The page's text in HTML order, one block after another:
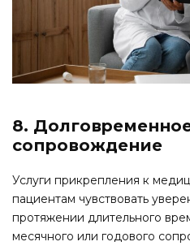
8.
сопровождение
Услуги прикрепления к
пациентам чувствовать
протяжении длительного
месячного или годового